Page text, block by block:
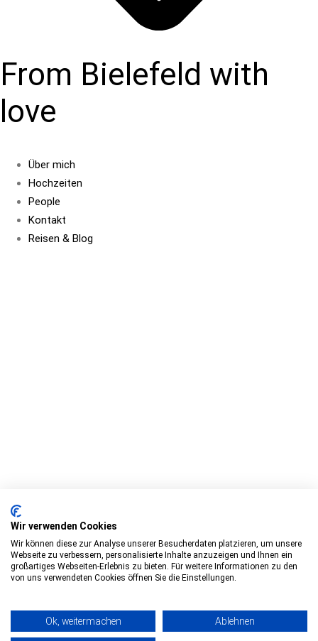
From Bielefeld with
love
Über mich
Hochzeiten
People
Kontakt
Reisen & Blog
People
Wir verwenden Cookies
Wir können diese zur Analyse unserer Besucherdaten platzieren, um unsere
Webseite zu verbessern, personalisierte Inhalte anzuzeigen und Ihnen ein
großartiges Webseiten-Erlebnis zu bieten. Für weitere Informationen zu den
von uns verwendeten Cookies öffnen Sie die Einstellungen.
Ok, weitermachen Ablehnen